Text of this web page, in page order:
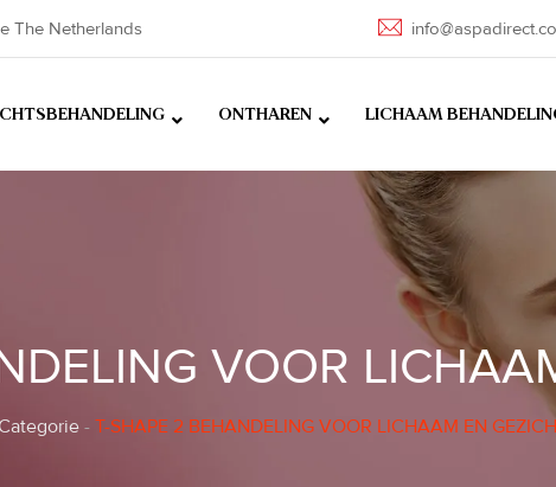
The Netherlands
ONTHAREN LICHAAM
VOOR
- T-SHAPE 2 BEHANDELING VOOR LICHAAM EN